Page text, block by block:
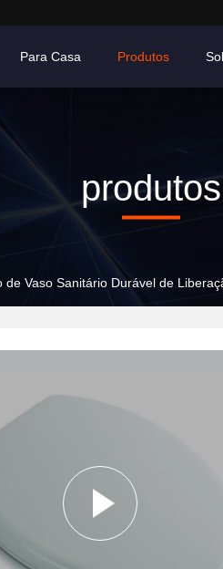
Para Casa Produtos
produtos
de Vaso Sanitário Durável de